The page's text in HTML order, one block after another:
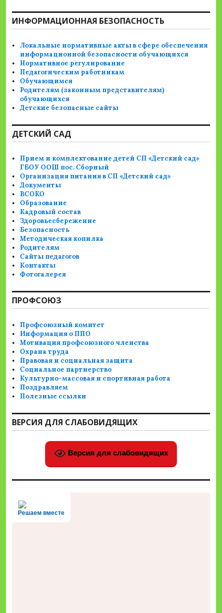
ИНФОРМАЦИОННАЯ БЕЗОПАСНОСТЬ
Локальные нормативные акты в сфере обеспечения
информационной безопасности обучающихся
Нормативное регулирование
Педагогическим работникам
Обучающимся
Родителям (законным представителям)
обучающихся
Детские безопасные сайты
ДЕТСКИЙ САД
Прием и комплектование детей СП «Детский сад»
ГБОУ ООШ пос. Сборный
Организация питания в СП «Детский сад»
Документы
ВСОКО
Образование
Кадровый состав
Здоровьесбережение
Безопасность
Методическая копилка
Родителям
Сайты педагогов
Контакты
Фотогалерея
ПРОФСОЮЗ
Профсоюзный комитет
Информация о ППО
Мотивация профсоюзного членства
Охрана труда
Правовая и социальная защита
Социальное партнерство
Культурно-массовая и спортивная работа
Поздравляем
Полезные ссылки
ВЕРСИЯ ДЛЯ СЛАБОВИДЯЩИХ
Версия для слабовидящих
Решаем вместе